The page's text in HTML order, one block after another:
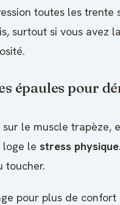
toutes les trente
surtout si vous avez
épaules pour
le muscle trapèze,
loge le stress physique
toucher.
pour plus de confort